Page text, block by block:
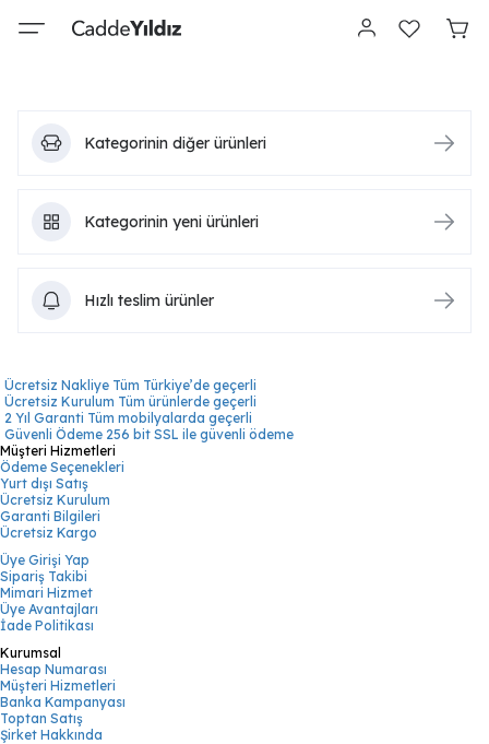
Kategorinin diğer ürünleri
Kategorinin yeni ürünleri
Hızlı teslim ürünler
Ücretsiz Nakliye Tüm Türkiye’de geçerli
Ücretsiz Kurulum Tüm ürünlerde geçerli
2 Yıl Garanti Tüm mobilyalarda geçerli
Güvenli Ödeme 256 bit SSL ile güvenli ödeme
Müşteri Hizmetleri
Ödeme Seçenekleri
Yurt dışı Satış
Ücretsiz Kurulum
Garanti Bilgileri
Ücretsiz Kargo
Üye Girişi Yap
Sipariş Takibi
Mimari Hizmet
Üye Avantajları
İade Politikası
Kurumsal
Hesap Numarası
Müşteri Hizmetleri
Banka Kampanyası
Toptan Satış
Şirket Hakkında